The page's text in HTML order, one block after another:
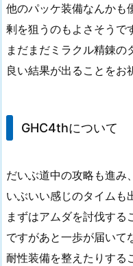
他のパッケ装備なんかも
剰を狙うのもよさそうで
まだまだミラクル精錬の
良い結果が出ることをお
GHC4thについて
だいぶ道中の攻略も進み
いぶいい感じのタイムも
まずはアムダを討伐する
ですがあと一歩が届いて
耐性装備を整えたりする